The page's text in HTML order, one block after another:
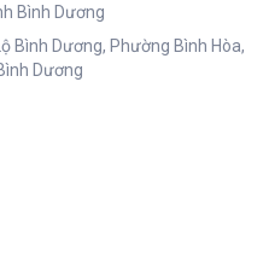
Bình Dương
Bình Dương, Phường Bình Hòa,
Dương